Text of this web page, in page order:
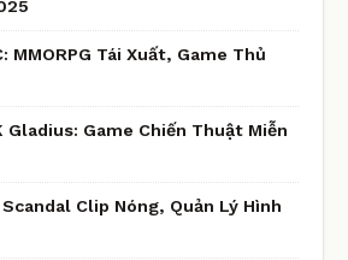
MMORPG Tái Xuất, Game Thủ
Game Chiến Thuật Miễn
Clip Nóng, Quản Lý Hình